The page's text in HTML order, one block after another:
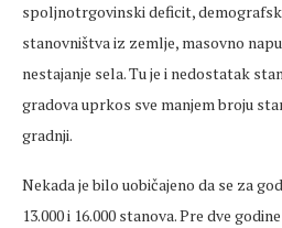
spoljnotrgovinski deficit,
stanovništva iz zemlje, masovno
nestajanje sela. Tu je i nedostatak
gradova uprkos sve manjem broju
gradnji.
Nekada je bilo uobičajeno da se za
13.000 i 16.000 stanova. Pre dve